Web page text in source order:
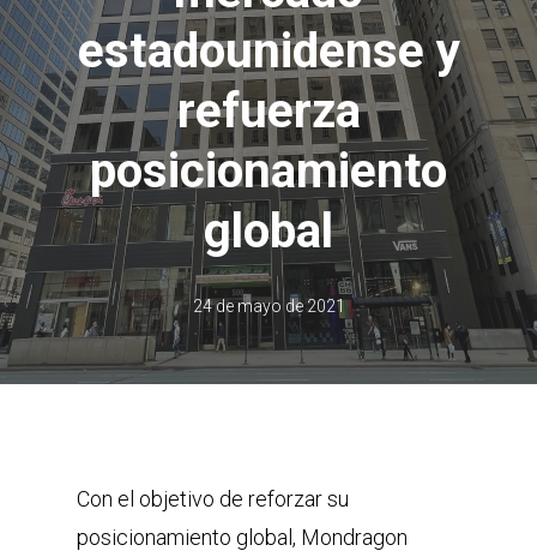
estadounidense y
refuerza
posicionamiento
global
24 de mayo de 2021
Con el objetivo de reforzar su
posicionamiento global, Mondragon